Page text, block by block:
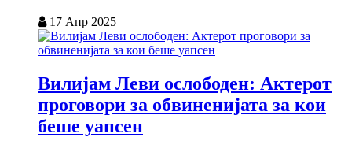
17 Апр 2025
Вилијам Леви ослободен: Актерот
проговори за обвиненијата за кои
беше уапсен